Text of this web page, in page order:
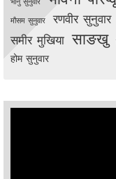
मौसम सुनुवार रणवीर सुनुवार
समीर मुखिया साङखु
होम सुनुवार